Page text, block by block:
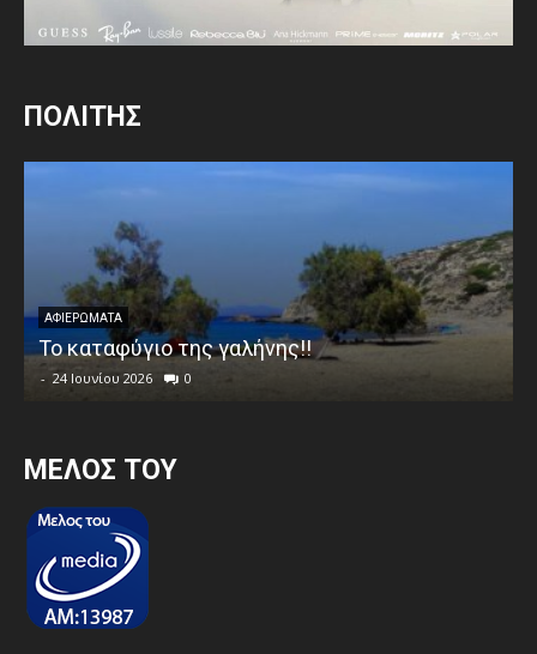
ΠΟΛΙΤΗΣ
ΑΦΙΕΡΩΜΑΤΑ
Το καταφύγιο της γαλήνης!!
- 24 Ιουνίου 2026 0
MEΛΟΣ ΤΟΥ